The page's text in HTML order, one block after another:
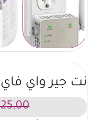
نت جير واي فاي 5 موسع شبكة
25,00